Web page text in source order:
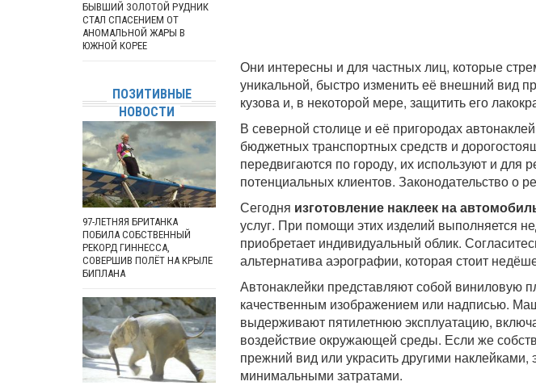
Они интересны и для частных лиц, которые
уникальной, быстро изменить её внешний вид
кузова и, в некоторой мере, защитить его
В северной столице и её пригородах
бюджетных транспортных средств и
передвигаются по городу, их используют и
потенциальных клиентов. Законодательство о
Сегодня изготовление наклеек на
услуг. При помощи этих изделий выполняется
приобретает индивидуальный облик.
альтернатива аэрографии, которая стоит
Автонаклейки представляют собой виниловую
качественным изображением или надписью.
выдерживают пятилетнюю эксплуатацию,
воздействие окружающей среды. Если же
прежний вид или украсить другими наклейками,
минимальными затратами.
БЫВШИЙ ЗОЛОТОЙ РУДНИК
СТАЛ СПАСЕНИЕМ ОТ
АНОМАЛЬНОЙ ЖАРЫ В
ЮЖНОЙ КОРЕЕ
ПОЗИТИВНЫЕ
НОВОСТИ
97-ЛЕТНЯЯ БРИТАНКА
ПОБИЛА СОБСТВЕННЫЙ
РЕКОРД ГИННЕССА,
СОВЕРШИВ ПОЛЁТ НА КРЫЛЕ
БИПЛАНА